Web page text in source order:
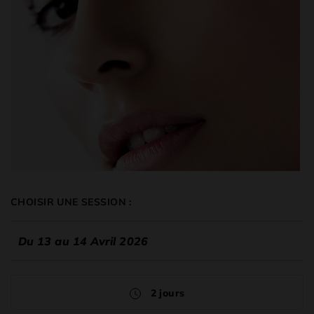
CHOISIR UNE SESSION :
Du 13 au 14 Avril 2026
2 jours